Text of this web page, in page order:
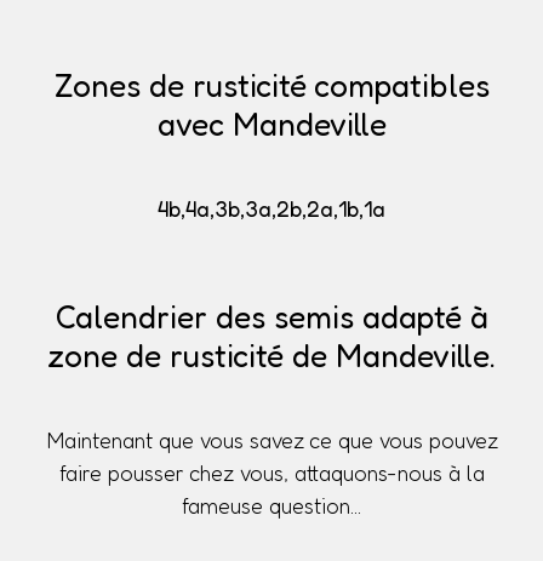
Zones de rusticité compatibles
avec Mandeville
4b,4a,3b,3a,2b,2a,1b,1a
Calendrier des semis adapté à
zone de rusticité de Mandeville.
Maintenant que vous savez ce que vous pouvez
faire pousser chez vous, attaquons-nous à la
fameuse question...